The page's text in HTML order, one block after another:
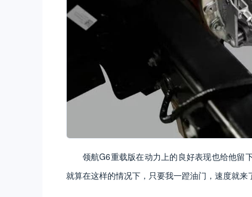
领航G6重载版在动力上的良好表现也给他留
就算在这样的情况下，只要我一蹬油门，速度就来